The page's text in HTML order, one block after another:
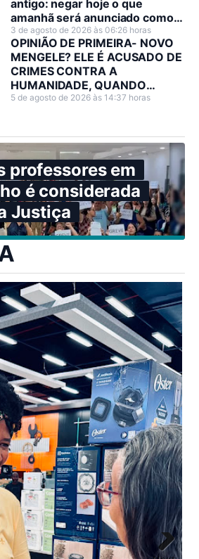
antigo: negar hoje o que
amanhã será anunciado como
decisão estratégica.
3 de agosto de 2026 às 06:26 horas
OPINIÃO DE PRIMEIRA- NOVO
MENGELE? ELE É ACUSADO DE
CRIMES CONTRA A
HUMANIDADE, QUANDO
PODERIA TER SALVADO
5 de agosto de 2026 às 14:37 horas
professores em
é considerada
Justiça